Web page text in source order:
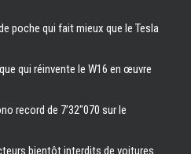
poche qui fait mieux que le Tesla
qui réinvente le W16 en œuvre
record de 7’32″070 sur le
bientôt interdits de voitures